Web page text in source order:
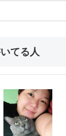
てる人